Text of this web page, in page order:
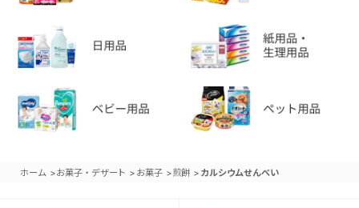
ホーム >お菓子・デザート > お菓子 >煎餅 > カルシウムせんべい